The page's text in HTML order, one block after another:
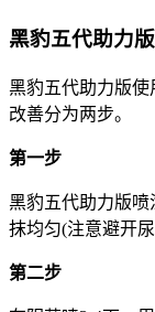
黑豹五代助力
黑豹五代助力版
改善分为两步。
第一步
黑豹五代助力版
抹均匀(注意避开
第二步